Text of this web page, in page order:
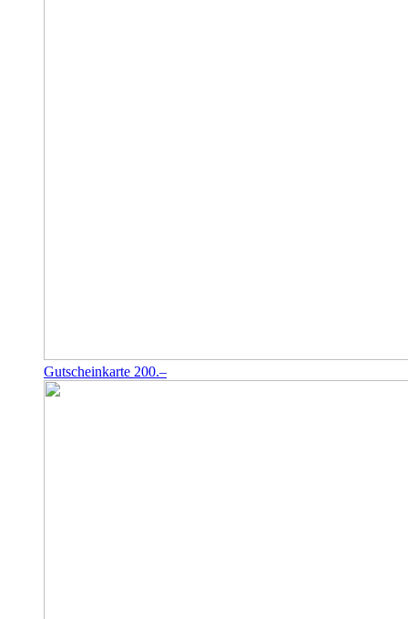
Gutscheinkarte 200.–